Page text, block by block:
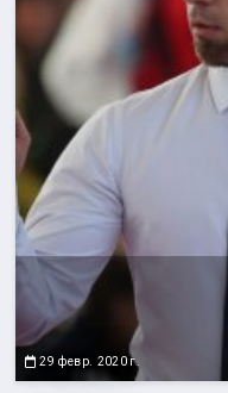
29 февр. 2020 г.